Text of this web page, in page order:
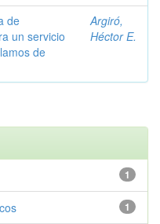
de
un servicio
de
Argiró,
Héctor E.
1
1